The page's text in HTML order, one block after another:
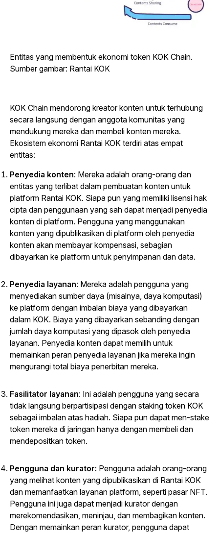
Entitas yang membentuk ekonomi token KOK Chain.
Sumber gambar: Rantai KOK
KOK Chain mendorong kreator konten untuk terhubung
secara langsung dengan anggota komunitas yang
mendukung mereka dan membeli konten mereka.
Ekosistem ekonomi Rantai KOK terdiri atas empat
entitas:
Penyedia konten: Mereka adalah orang-orang dan
entitas yang terlibat dalam pembuatan konten untuk
platform Rantai KOK. Siapa pun yang memiliki lisensi hak
cipta dan penggunaan yang sah dapat menjadi penyedia
konten di platform. Pengguna yang menggunakan
konten yang dipublikasikan di platform oleh penyedia
konten akan membayar kompensasi, sebagian
dibayarkan ke platform untuk penyimpanan dan data.
Penyedia layanan: Mereka adalah pengguna yang
menyediakan sumber daya (misalnya, daya komputasi)
ke platform dengan imbalan biaya yang dibayarkan
dalam KOK. Biaya yang dibayarkan sebanding dengan
jumlah daya komputasi yang dipasok oleh penyedia
layanan. Penyedia konten dapat memilih untuk
memainkan peran penyedia layanan jika mereka ingin
mengurangi total biaya penerbitan mereka.
Fasilitator layanan: Ini adalah pengguna yang secara
tidak langsung berpartisipasi dengan staking token KOK
sebagai imbalan atas hadiah. Siapa pun dapat men-stake
token mereka di jaringan hanya dengan membeli dan
mendepositkan token.
Pengguna dan kurator: Pengguna adalah orang-orang
yang melihat konten yang dipublikasikan di Rantai KOK
dan memanfaatkan layanan platform, seperti pasar NFT.
Pengguna ini juga dapat menjadi kurator dengan
merekomendasikan, meninjau, dan membagikan konten.
Dengan memainkan peran kurator, pengguna dapat